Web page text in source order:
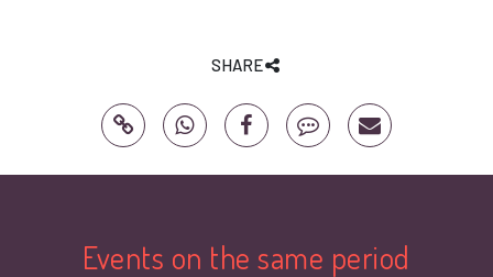
SHARE
Events on the same period